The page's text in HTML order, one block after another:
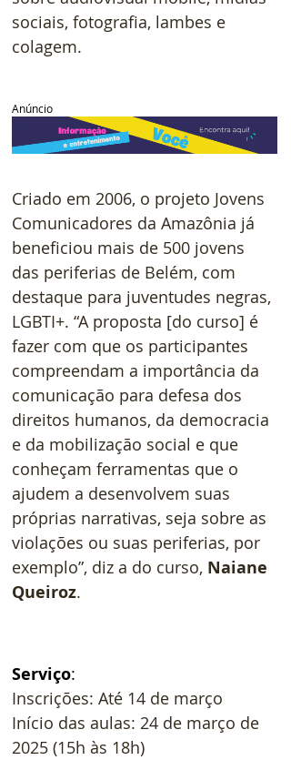
sociais, fotografia, lambes e
colagem.
Anúncio
Criado em 2006, o projeto Jovens
Comunicadores da Amazônia já
beneficiou mais de 500 jovens
das periferias de Belém, com
destaque para juventudes negras,
LGBTI+. “A proposta [do curso] é
fazer com que os participantes
compreendam a importância da
comunicação para defesa dos
direitos humanos, da democracia
e da mobilização social e que
conheçam ferramentas que o
ajudem a desenvolvem suas
próprias narrativas, seja sobre as
violações ou suas periferias, por
exemplo”, diz a do curso, Naiane
Queiroz.
Serviço:
Inscrições: Até 14 de março
Início das aulas: 24 de março de
2025 (15h às 18h)